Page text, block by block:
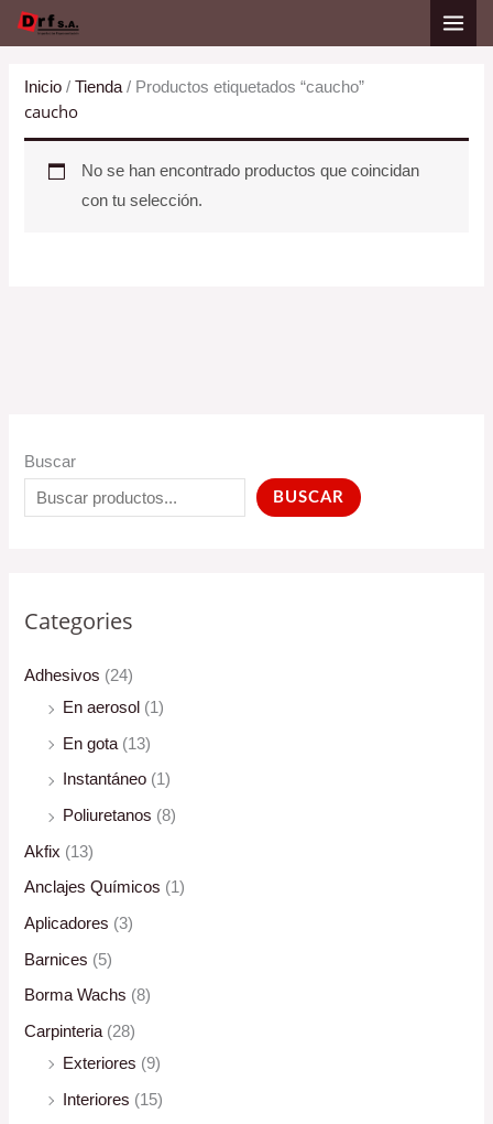
al
Buscar
BUSCAR
Categories
Adhesivos (24)
En aerosol (1)
En gota (13)
Instantáneo (1)
Poliuretanos (8)
Akfix (13)
Anclajes Químicos (1)
Aplicadores (3)
Barnices (5)
Borma Wachs (8)
Carpinteria (28)
Exteriores (9)
Interiores (15)
Inicio /Tienda/ Productos etiquetados “caucho”
caucho
No se han encontrado productos que coincidan
con tu selección.